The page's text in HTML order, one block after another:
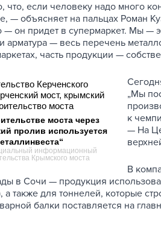
что, если человеку надо много
— объясняет на пальцах Роман
— он придет в супермаркет. Мы —
арматура — весь перечень
часть продукции —
моста через
пролив используется
информационный
Крымского моста
„Мы
к
— На
В
в Сочи — продукция
а также для тоннелей, которые
балки поставляется на